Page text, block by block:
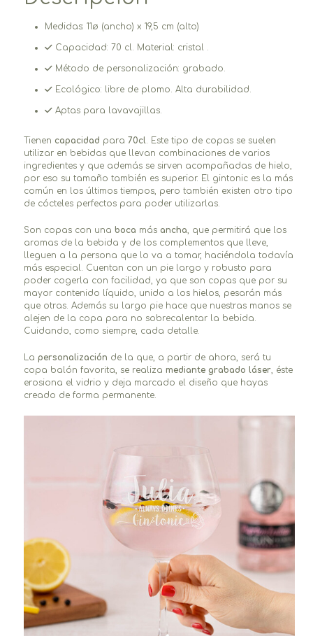
Medidas: 11ø (ancho) x 19,5 cm (alto)
Capacidad: 70 cl. Material: cristal .
Método de personalización: grabado.
Ecológico: libre de plomo. Alta durabilidad.
Aptas para lavavajillas.
Tienen capacidad para 70cl. Este tipo de copas se suelen
utilizar en bebidas que llevan combinaciones de varios
ingredientes y que además se sirven acompañadas de hielo,
por eso su tamaño también es superior. El gintonic es la más
común en los últimos tiempos, pero también existen otro tipo
de cócteles perfectos para poder utilizarlas.
Son copas con una boca más ancha, que permitirá que los
aromas de la bebida y de los complementos que lleve,
lleguen a la persona que lo va a tomar, haciéndola todavía
más especial. Cuentan con un pie largo y robusto para
poder cogerla con facilidad, ya que son copas que por su
mayor contenido líquido, unido a los hielos, pesarán más
que otras. Además su largo pie hace que nuestras manos se
alejen de la copa para no sobrecalentar la bebida.
Cuidando, como siempre, cada detalle.
La personalización de la que, a partir de ahora, será tu
copa balón favorita, se realiza mediante grabado láser, éste
erosiona el vidrio y deja marcado el diseño que hayas
creado de forma permanente.